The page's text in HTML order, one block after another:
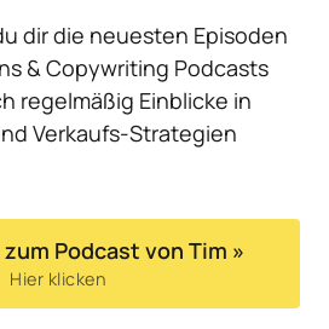
dir die neuesten Episoden
& Copywriting Podcasts
regelmäßig Einblicke in
Verkaufs-Strategien
Podcast von Tim »
Hier klicken